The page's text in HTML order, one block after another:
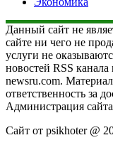
Данный сайт не
сайте ни чего не
услуги не
новостей RSS
newsru.com.
ответственность за
Администрация сайта
Сайт от psikhoter @